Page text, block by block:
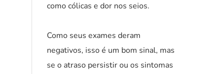
como cólicas e dor nos seios.
Como seus exames deram
negativos, isso é um bom sinal, mas
se o atraso persistir ou os sintomas